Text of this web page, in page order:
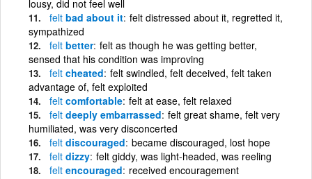
lousy, did not feel well
felt bad about it felt distressed about it, regretted it,
sympathized
felt better felt as though he was getting better,
sensed that his condition was improving
felt cheated felt swindled, felt deceived, felt taken
advantage of, felt exploited
felt comfortable felt at ease, felt relaxed
felt deeply embarrassed felt great shame, felt very
humiliated, was very disconcerted
felt discouraged became discouraged, lost hope
felt dizzy felt giddy, was light-headed, was reeling
felt encouraged received encouragement